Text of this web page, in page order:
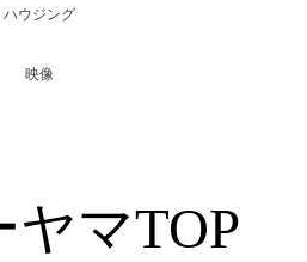
マTOP
ハウジング
映像